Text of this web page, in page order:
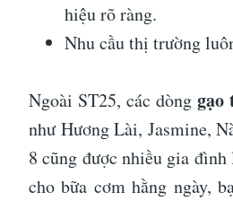
hiệu rõ ràng.
Nhu cầu thị trường
Ngoài ST25, các dòng gạo
như Hương Lài, Jasmine,
8 cũng được nhiều gia
cho bữa cơm hằng ngày,